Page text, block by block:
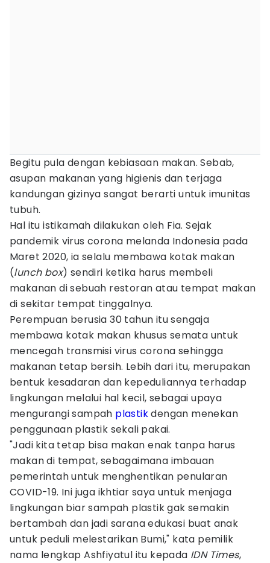
Begitu pula dengan kebiasaan makan. Sebab,
asupan makanan yang higienis dan terjaga
kandungan gizinya sangat berarti untuk imunitas
tubuh.
Hal itu istikamah dilakukan oleh Fia. Sejak
pandemik virus corona melanda Indonesia pada
Maret 2020, ia selalu membawa kotak makan
(lunch box) sendiri ketika harus membeli
makanan di sebuah restoran atau tempat makan
di sekitar tempat tinggalnya.
Perempuan berusia 30 tahun itu sengaja
membawa kotak makan khusus semata untuk
mencegah transmisi virus corona sehingga
makanan tetap bersih. Lebih dari itu, merupakan
bentuk kesadaran dan kepeduliannya terhadap
lingkungan melalui hal kecil, sebagai upaya
mengurangi sampah plastikdengan menekan
penggunaan plastik sekali pakai.
"Jadi kita tetap bisa makan enak tanpa harus
makan di tempat, sebagaimana imbauan
pemerintah untuk menghentikan penularan
COVID-19. Ini juga ikhtiar saya untuk menjaga
lingkungan biar sampah plastik gak semakin
bertambah dan jadi sarana edukasi buat anak
untuk peduli melestarikan Bumi," kata pemilik
nama lengkap Ashfiyatul itu kepada IDN Times,